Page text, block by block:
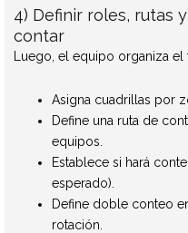
4) Definir roles, rutas
contar
Luego, el equipo organiza
Asigna cuadrillas por
Define una ruta de
equipos.
Establece si hará
esperado).
Define doble conteo
rotación.